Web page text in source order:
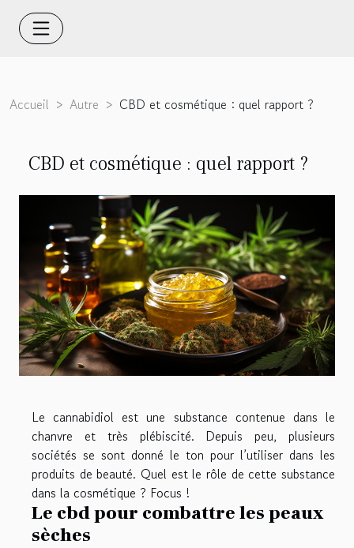
Accueil Autre CBD et cosmétique : quel rapport ?
CBD et cosmétique : quel rapport ?
Le cannabidiol est une substance contenue dans le
chanvre et très plébiscité. Depuis peu, plusieurs
sociétés se sont donné le ton pour l’utiliser dans les
produits de beauté. Quel est le rôle de cette substance
dans la cosmétique ? Focus !
Le cbd pour combattre les peaux
sèches